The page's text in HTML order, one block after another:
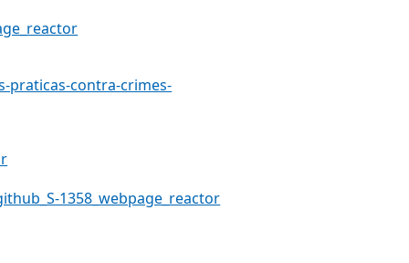
praticas-contra-crimes-
1358_webpage_reactor